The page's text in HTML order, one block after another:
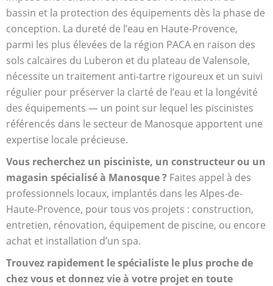
bassin et la protection des équipements dès la phase de
conception. La dureté de l’eau en Haute-Provence,
parmi les plus élevées de la région PACA en raison des
sols calcaires du Luberon et du plateau de Valensole,
nécessite un traitement anti-tartre rigoureux et un suivi
régulier pour préserver la clarté de l’eau et la longévité
des équipements — un point sur lequel les piscinistes
référencés dans le secteur de Manosque apportent une
expertise locale précieuse.
Vous recherchez un pisciniste, un constructeur ou un
magasin spécialisé à Manosque ? Faites appel à des
professionnels locaux, implantés dans les Alpes-de-
Haute-Provence, pour tous vos projets : construction,
entretien, rénovation, équipement de piscine, ou encore
achat et installation d’un spa.
Trouvez rapidement le spécialiste le plus proche de
chez vous et donnez vie à votre projet en toute